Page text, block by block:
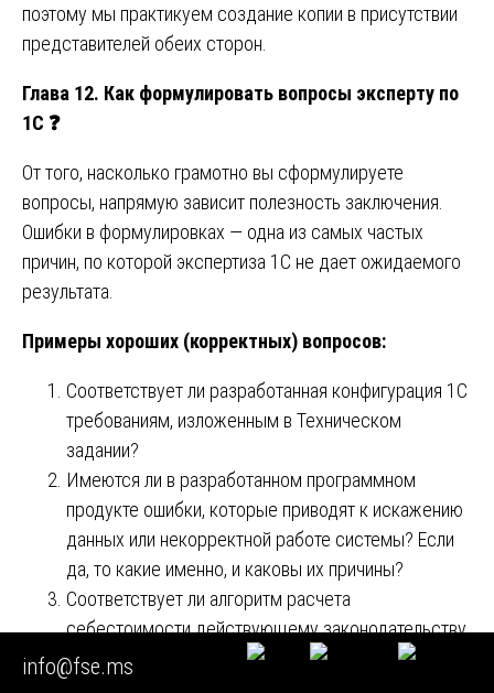
поэтому мы практикуем создание копии в присутствии
представителей обеих сторон.
Глава 12. Как формулировать вопросы эксперту по
1С ❓
От того, насколько грамотно вы сформулируете
вопросы, напрямую зависит полезность заключения.
Ошибки в формулировках — одна из самых частых
причин, по которой экспертиза 1С не дает ожидаемого
результата.
Примеры хороших (корректных) вопросов:
Соответствует ли разработанная конфигурация 1С
требованиям, изложенным в Техническом
задании?
Имеются ли в разработанном программном
продукте ошибки, которые приводят к искажению
данных или некорректной работе системы? Если
да, то какие именно, и каковы их причины?
Соответствует ли алгоритм расчета
себестоимости действующему законодательству
и методологии бухгалтерского учета?
info@fse.ms